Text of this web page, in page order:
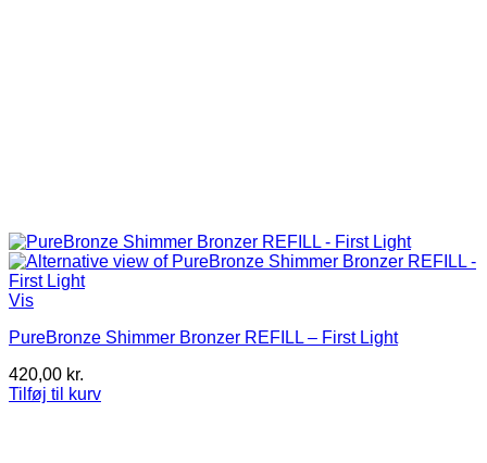
Vis
PureBronze Shimmer Bronzer REFILL – First Light
420,00 kr.
Tilføj til kurv